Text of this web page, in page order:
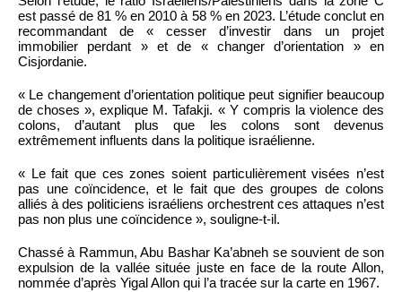
est passé de 81 % en 2010 à 58 % en 2023. L’étude conclut en
recommandant de « cesser d’investir dans un projet
immobilier perdant » et de « changer d’orientation » en
Cisjordanie.
« Le changement d’orientation politique peut signifier beaucoup
de choses », explique M. Tafakji. « Y compris la violence des
colons, d’autant plus que les colons sont devenus
extrêmement influents dans la politique israélienne.
« Le fait que ces zones soient particulièrement visées n’est
pas une coïncidence, et le fait que des groupes de colons
alliés à des politiciens israéliens orchestrent ces attaques n’est
pas non plus une coïncidence », souligne-t-il.
Chassé à Rammun, Abu Bashar Ka’abneh se souvient de son
expulsion de la vallée située juste en face de la route Allon,
nommée d’après Yigal Allon qui l’a tracée sur la carte en 1967.